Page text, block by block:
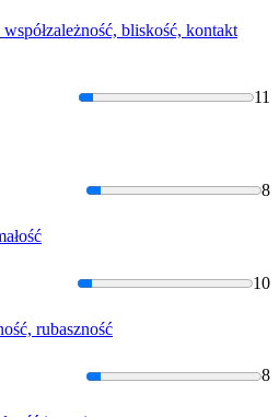
bliskość, kontakt
11
8
10
rubaszność
8